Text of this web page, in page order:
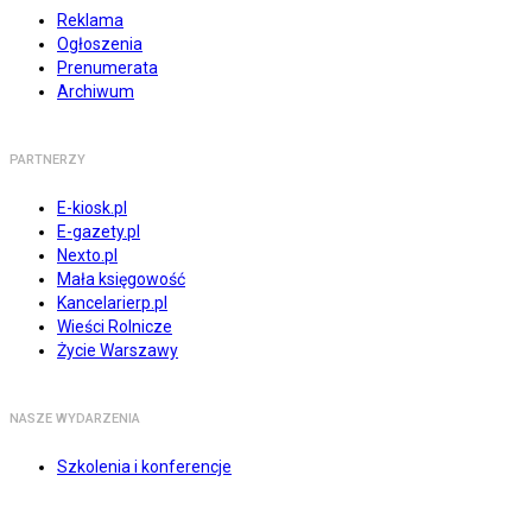
Reklama
Ogłoszenia
Prenumerata
Archiwum
PARTNERZY
E-kiosk.pl
E-gazety.pl
Nexto.pl
Mała księgowość
Kancelarierp.pl
Wieści Rolnicze
Życie Warszawy
NASZE WYDARZENIA
Szkolenia i konferencje